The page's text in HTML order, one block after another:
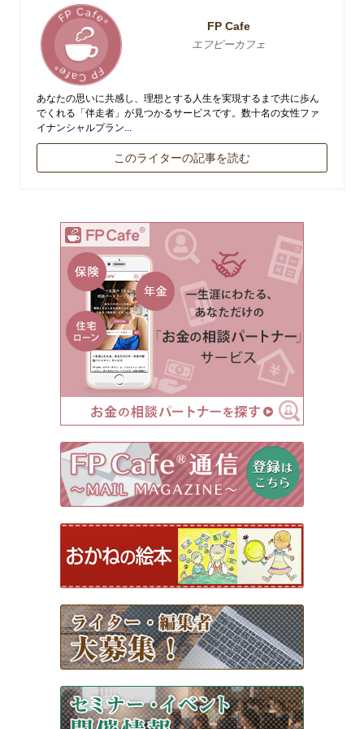
FP Cafe
エフピーカフェ
あなたの思いに共感し、理想とする人生を実現するまで共に歩ん
でくれる「伴走者」が見つかるサービスです。数十名の女性ファ
イナンシャルプラン...
このライターの記事を読む